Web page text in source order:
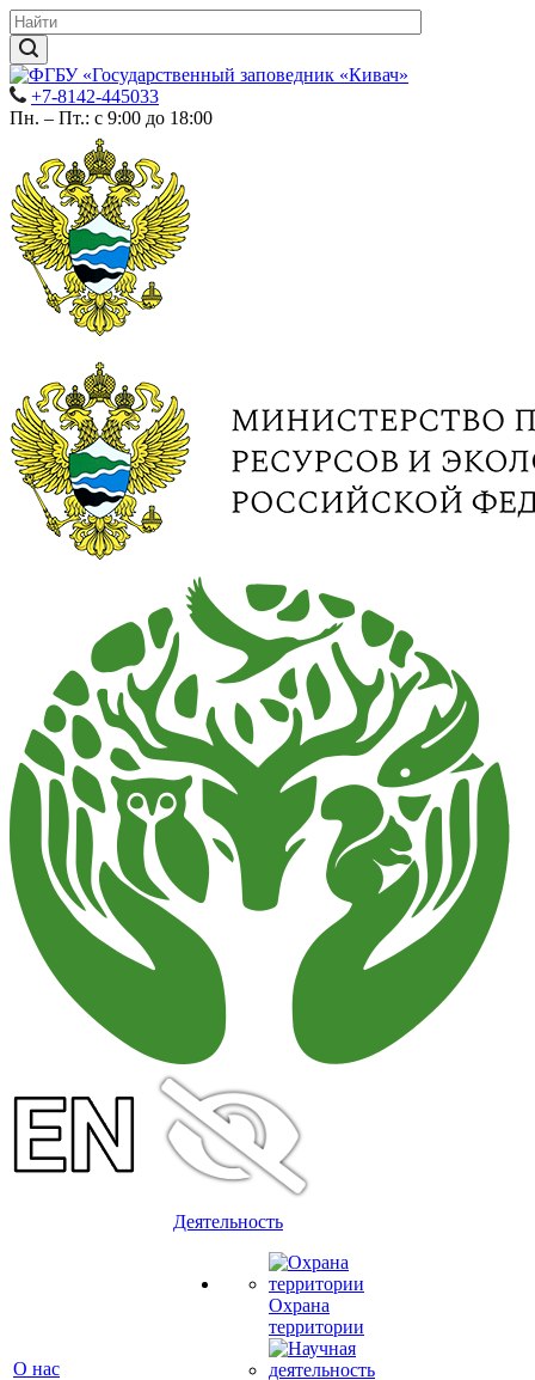
+7-8142-445033
Пн. – Пт.: с 9:00 до 18:00
О нас
Деятельность
Охрана
территории